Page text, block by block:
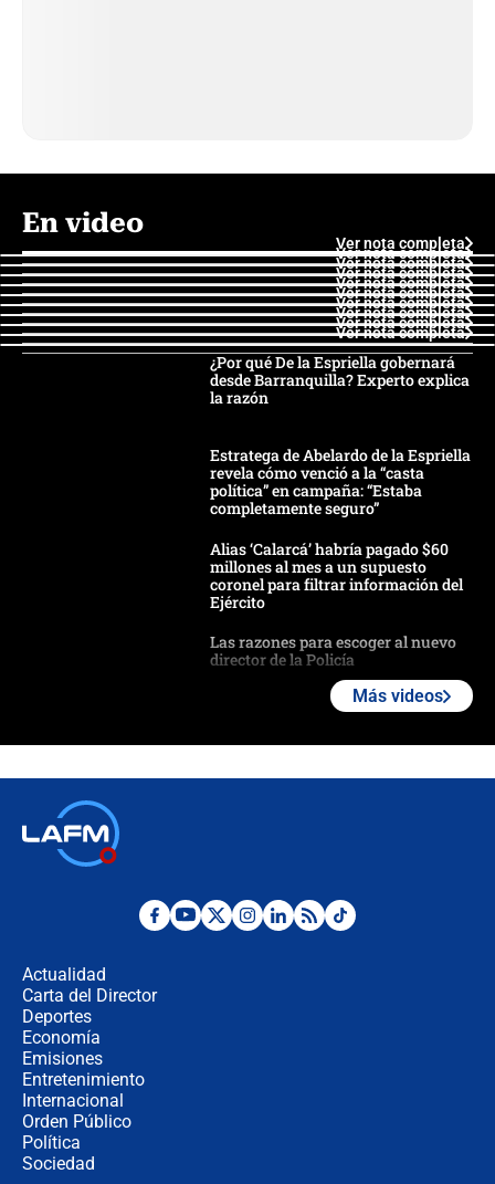
En video
Ver nota completa
Ver nota completa
Ver nota completa
Ver nota completa
Ver nota completa
Ver nota completa
Ver nota completa
Ver nota completa
Ver nota completa
Ver nota completa
¿Por qué De la Espriella gobernará
desde Barranquilla? Experto explica
la razón
Estratega de Abelardo de la Espriella
revela cómo venció a la “casta
política” en campaña: “Estaba
completamente seguro”
Alias ‘Calarcá’ habría pagado $60
millones al mes a un supuesto
coronel para filtrar información del
Ejército
Las razones para escoger al nuevo
director de la Policía
"No hubo fraude ni posibilidad de
Más videos
Actualidad
Carta del Director
Deportes
Economía
Emisiones
Entretenimiento
Internacional
Orden Público
Política
Sociedad